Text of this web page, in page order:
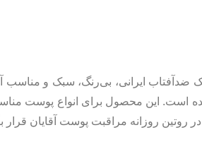
است. این محصول برای انواع پوست
روتین روزانه مراقبت پوست آقایان قرار